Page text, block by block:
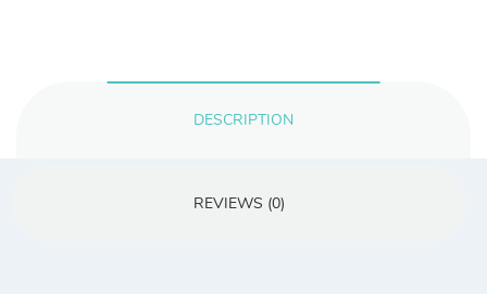
DESCRIPTION
REVIEWS (0)